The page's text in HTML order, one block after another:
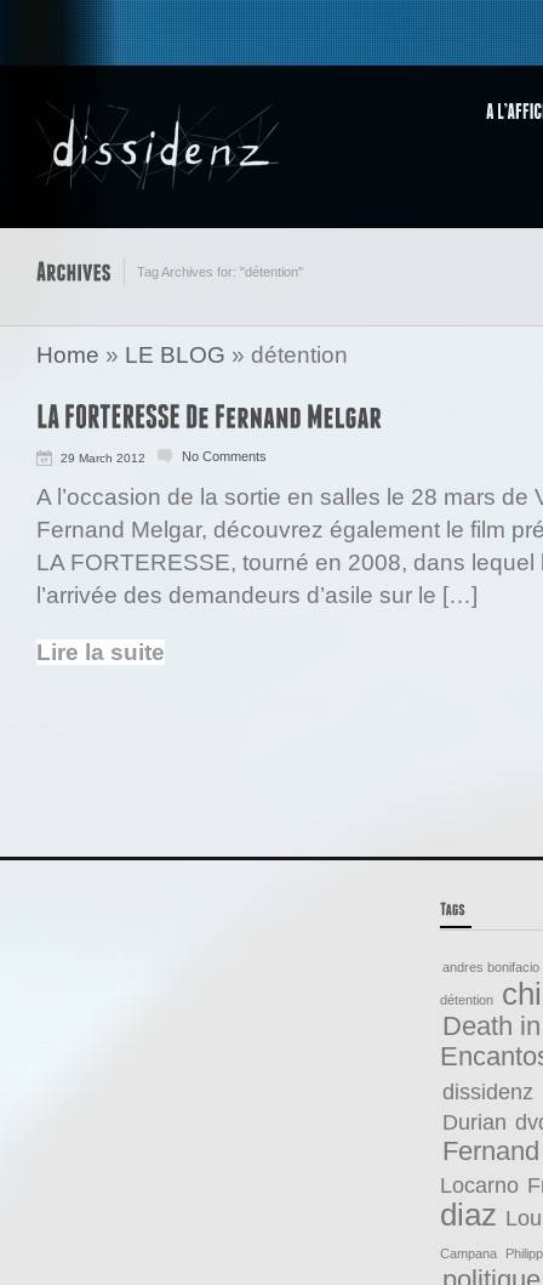
Tag Archives for: "détention"
Home » LE BLOG » détention
29 March 2012 No Comments
A l’occasion de la sortie en salles le 28 mars de
Fernand Melgar, découvrez également le film
LA FORTERESSE, tourné en 2008, dans lequel
l’arrivée des demandeurs d’asile sur le […]
Lire la suite
andres bonifacio
détention
Death
dissidenz
Durian
Locarno
diaz
Campana